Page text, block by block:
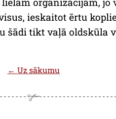
ieskaitot ērtu
šādi tikt vaļā oldskūla
← Uz sākumu